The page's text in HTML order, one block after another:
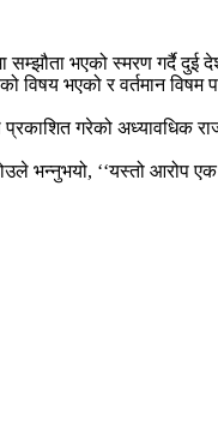
भएको स्मरण गर्दै दुई
भएको र वर्तमान विषम
गरेको अध्यावधिक
भन्नुभयो, ‘‘यस्तो आरोप